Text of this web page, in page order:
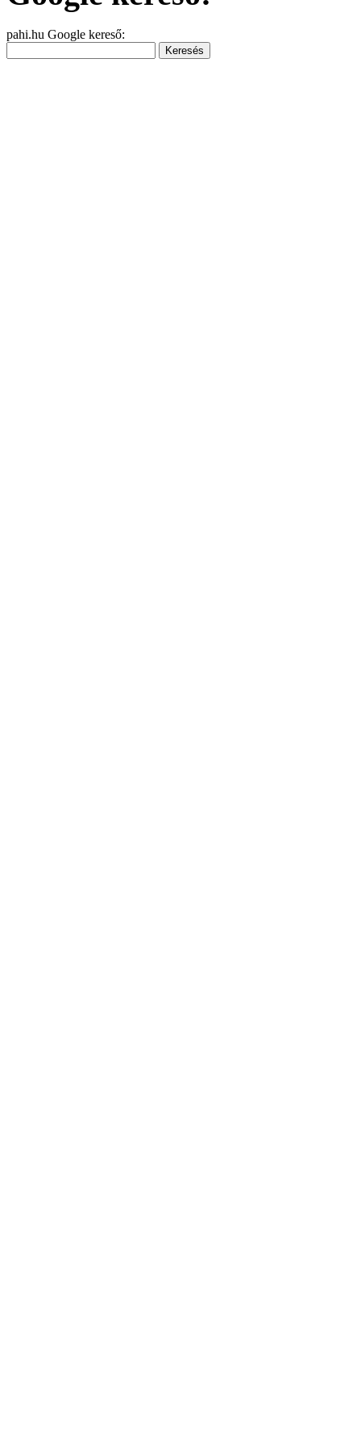
pahi.hu Google kereső: